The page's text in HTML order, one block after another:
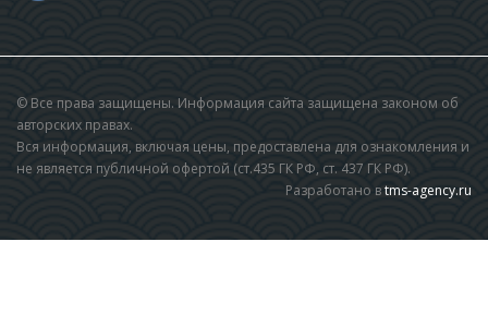
© Все права защищены. Информация сайта защищена законом об
авторских правах.
Вся информация, включая цены, предоставлена для ознакомления и
не является публичной офертой (ст.435 ГК РФ, cт. 437 ГК РФ).
Разработано вtms-agency.ru